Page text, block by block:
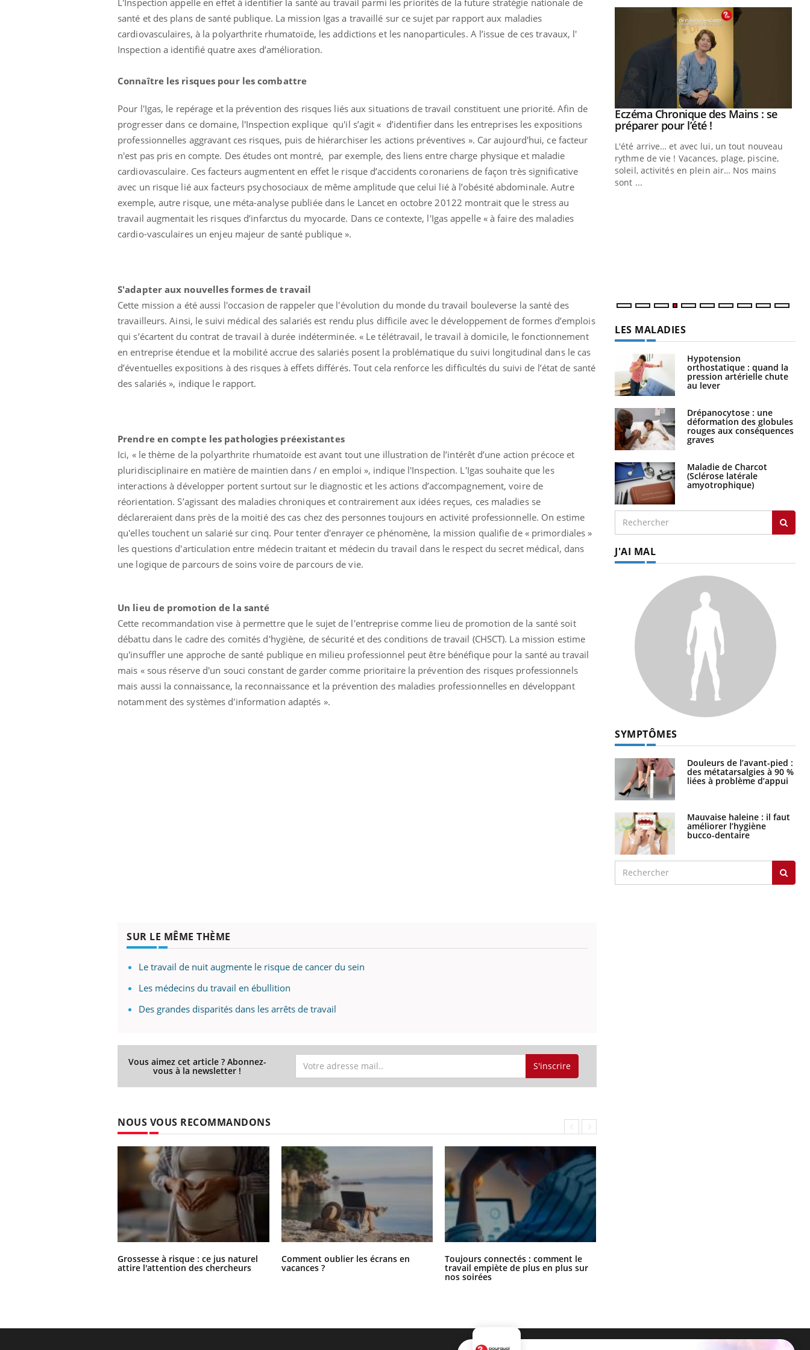
santé et des plans de santé publique. La mission Igasa travaillé sur ce sujet par rapport aux maladies
cardiovasculaires, à la polyarthrite rhumatoïde, les addictions et les nanoparticules. A l’issue de ces travaux, l'
Inspection a identifié quatre axes d’amélioration.
Connaître les risques pour les combattre
Pour l'Igas, le repérage et la prévention des risques liés aux situations de travail constituent une priorité. Afin de
progresser dans ce domaine, l'Inspection explique qu'il s’agit « d’identifier dans les entreprises les expositions
professionnelles aggravant ces risques, puis de hiérarchiser les actions préventives ». Car aujourd'hui, ce facteur
n'est pas pris en compte. Des études ont montré, par exemple, des liens entre charge physique et maladie
cardiovasculaire. Ces facteurs augmentent en effet le risque d’accidents coronariens de façon très significative
avec un risque lié aux facteurs psychosociaux de même amplitude que celui lié à l’obésité abdominale. Autre
exemple, autre risque, une méta-analyse publiée dans le Lancet en octobre 20122 montrait que le stress au
travail augmentait les risques d’infarctus du myocarde. Dans ce contexte, l'Igas appelle « à faire des maladies
cardio-vasculaires un enjeu majeur de santé publique ».
S'adapter aux nouvelles formes de travail
Cette mission a été aussi l'occasion de rappeler que l'évolution du monde du travail bouleverse la santé des
travailleurs. Ainsi, le suivi médical des salariés est rendu plus difficile avec le développement de formes d’emplois
qui s’écartent du contrat de travail à durée indéterminée. « Le télétravail, le travail à domicile, le fonctionnement
en entreprise étendue et la mobilité accrue des salariés posent la problématique du suivi longitudinal dans le cas
d’éventuelles expositions à des risques à effets différés. Tout cela renforce les difficultés du suivi de l’état de santé
des salariés », indique le rapport.
Prendre en compte les pathologies préexistantes
Ici, « le thème de la polyarthrite rhumatoïde est avant tout une illustration de l’intérêt d’une action précoce et
pluridisciplinaire en matière de maintien dans / en emploi », indique l'Inspection. L'Igas souhaite que les
interactions à développer portent surtout sur le diagnostic et les actions d’accompagnement, voire de
réorientation. S’agissant des maladies chroniques et contrairement aux idées reçues, ces maladies se
déclareraient dans près de la moitié des cas chez des personnes toujours en activité professionnelle. On estime
qu'elles touchent un salarié sur cinq. Pour tenter d'enrayer ce phénomène, la mission qualifie de « primordiales »
les questions d'articulation entre médecin traitant et médecin du travail dans le respect du secret médical, dans
une logique de parcours de soins voire de parcours de vie.
Un lieu de promotion de la santé
Cette recommandation vise à permettre que le sujet de l'entreprise comme lieu de promotion de la santé soit
débattu dans le cadre des comités d'hygiène, de sécurité et des conditions de travail (CHSCT). La mission estime
qu'insuffler une approche de santé publique en milieu professionnel peut être bénéfique pour la santé au travail
mais « sous réserve d'un souci constant de garder comme prioritaire la prévention des risques professionnels
mais aussi la connaissance, la reconnaissance et la prévention des maladies professionnelles en développant
notamment des systèmes d'information adaptés ».
SUR LE MÊME THÈME
Le travail de nuit augmente le risque de cancer du sein
Les médecins du travail en ébullition
Des grandes disparités dans les arrêts de travail
Vous aimez cet article ? Abonnez-
vous à la newsletter ! S'inscrire
NOUS VOUS RECOMMANDONS
Grossesse à risque : ce jus naturel
attire l'attention des chercheurs
Comment oublier les écrans en
vacances ?
Toujours connectés : comment le
travail empiète de plus en plus sur
nos soirées
Carence en fer : comprendre pour
Youtube
Fatigue, irritabilité, brouillard mental ou
même alopécie… Les symptômes de la
carence en fer sont multiples ce qui la rend
Youtube
Insuline & Charge mentale : et si on
osait en parler?? Youtube
En 2026, l'insuline dans le diabète de type 2
reste entourée d'idées reçues chez les
patients comme parfois chez les soignants.
Youtube
Eczéma Chronique des Mains : se
préparer pour l’été !Youtube
L'été arrive… et avec lui, un tout nouveau
rythme de vie ! Vacances, plage, piscine,
soleil, activités en plein air… Nos mains
sont ...
LES MALADIES
Hypotension
orthostatique : quand la
pression artérielle chute
au lever
Drépanocytose : une
déformation des globules
rouges aux conséquences
graves
Maladie de Charcot
(Sclérose latérale
amyotrophique)
J'AI MAL
SYMPTÔMES
Douleurs de l’avant-pied :
des métatarsalgies à 90 %
liées à problème d’appui
Mauvaise haleine : il faut
améliorer l’hygiène
bucco-dentaire